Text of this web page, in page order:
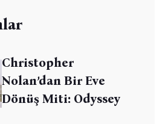
Christopher
Nolan’dan Bir Eve
Dönüş Miti: Odyssey